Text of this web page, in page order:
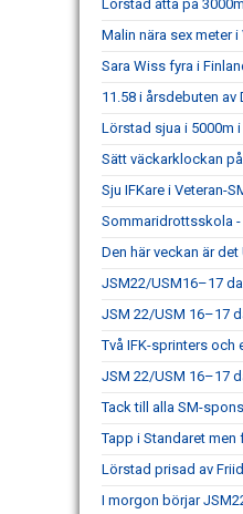
Lörstad åtta på
Malin nära sex meter i
Sara Wiss fyra i
11.58 i årsdebuten av
Lörstad sjua i 5000m
Sätt väckarklockan
Sju IFKare i Veteran-
Sommaridrottsskola
Den här veckan är
JSM22/USM16–17
JSM 22/USM 16–17
Två IFK-sprinters och
JSM 22/USM 16–17
Tack till alla SM-
Tapp i Standaret
Lörstad prisad av
I morgon börjar